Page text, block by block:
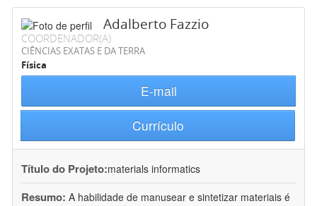
Adalberto Fazzio
COORDENADOR(A)
CIÊNCIAS EXATAS E DA TERRA
Física
E-mail
Currículo
Título do Projeto:materials informatics
Resumo: A habilidade de manusear e sintetizar materiais é